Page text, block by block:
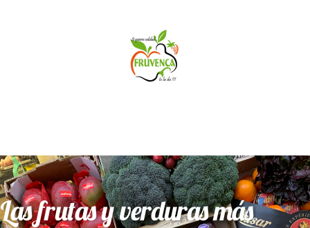
Lasfrutasyverdurasmás